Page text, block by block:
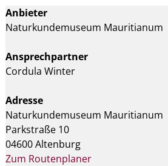
Anbieter
Naturkundemuseum Mauritianum
Ansprechpartner
Cordula Winter
Adresse
Naturkundemuseum Mauritianum
Parkstraße 10
04600 Altenburg
Zum Routenplaner